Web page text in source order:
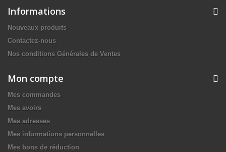
Informations
Nouveaux produits
Contactez-nous
Nos conditions Générales de Ventes
Mon compte
Mes commandes
Mes avoirs
Mes adresses
Mes informations personnelles
Mes bons de réduction